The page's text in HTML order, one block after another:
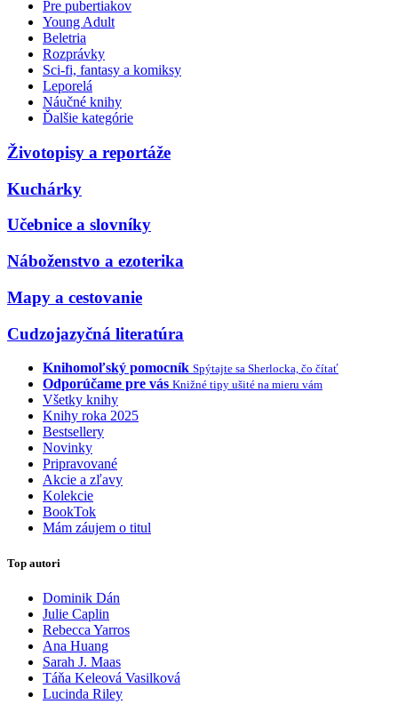
Pre pubertiakov
Young Adult
Beletria
Rozprávky
Sci-fi, fantasy a komiksy
Leporelá
Náučné knihy
Ďalšie kategórie
Životopisy a reportáže
Kuchárky
Učebnice a slovníky
Náboženstvo a ezoterika
Mapy a cestovanie
Cudzojazyčná literatúra
Knihomoľský pomocník Spýtajte sa Sherlocka, čo čítať
Odporúčame pre vás Knižné tipy ušité na mieru vám
Všetky knihy
Knihy roka 2025
Bestsellery
Novinky
Pripravované
Akcie a zľavy
Kolekcie
BookTok
Mám záujem o titul
Top autori
Dominik Dán
Julie Caplin
Rebecca Yarros
Ana Huang
Sarah J. Maas
Táňa Keleová Vasilková
Lucinda Riley